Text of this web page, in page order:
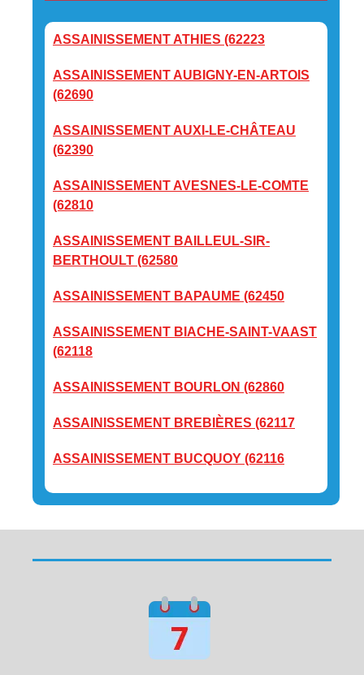
ASSAINISSEMENT ATHIES (62223
ASSAINISSEMENT AUBIGNY-EN-ARTOIS
(62690
ASSAINISSEMENT AUXI-LE-CHÂTEAU
(62390
ASSAINISSEMENT AVESNES-LE-COMTE
(62810
ASSAINISSEMENT BAILLEUL-SIR-
BERTHOULT (62580
ASSAINISSEMENT BAPAUME (62450
ASSAINISSEMENT BIACHE-SAINT-VAAST
(62118
ASSAINISSEMENT BOURLON (62860
ASSAINISSEMENT BREBIÈRES (62117
ASSAINISSEMENT BUCQUOY (62116